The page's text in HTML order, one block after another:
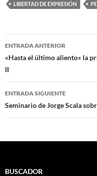
LIBERTAD DE EXPRESIÓN
Navegación
de
entradas
ENTRADA ANTERIOR
«Hasta el último aliento» la
II
ENTRADA SIGUIENTE
Seminario de Jorge Scala
BUSCADOR